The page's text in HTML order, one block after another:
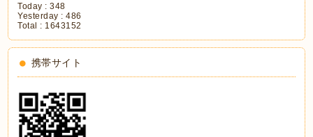
Today :348
Yesterday :486
Total : 1643152
携帯サイト